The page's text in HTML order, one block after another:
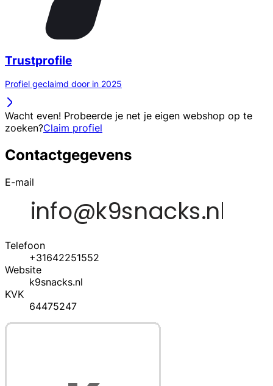
Trustprofile
Profiel geclaimd door in 2025
Wacht even! Probeerde je net je eigen webshop op te
zoeken?Claim profiel
Contactgegevens
E-mail
Telefoon
+31642251552
Website
k9snacks.nl
KVK
64475247